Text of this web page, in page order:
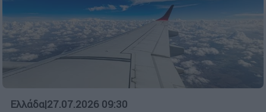
Ελλάδα|27.07.2026 09:30